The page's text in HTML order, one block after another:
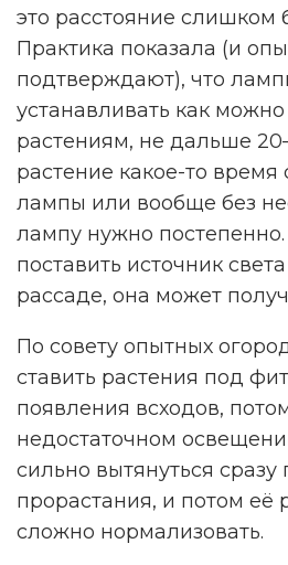
это расстояние слишком
Практика показала (и
подтверждают), что
устанавливать как
растениям, не дальше
растение какое-то время
лампы или вообще без
лампу нужно постепенно.
поставить источник
рассаде, она может
По совету опытных
ставить растения под
появления всходов,
недостаточном
сильно вытянуться сразу
прорастания, и потом её
сложно нормализовать.